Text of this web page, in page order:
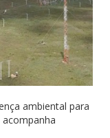
ambiental para